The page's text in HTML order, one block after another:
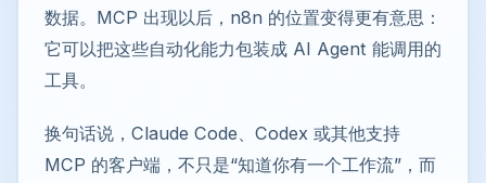
数据。MCP 出现以后，n8n 的位置变得更有意思：
它可以把这些自动化能力包装成 AI Agent 能调用的
工具。
换句话说，Claude Code、Codex 或其他支持
MCP 的客户端，不只是“知道你有一个工作流”，而